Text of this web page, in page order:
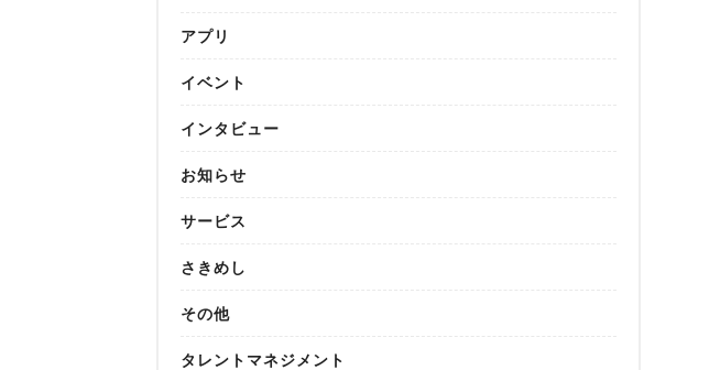
アプリ
イベント
インタビュー
お知らせ
サービス
さきめし
その他
タレントマネジメント